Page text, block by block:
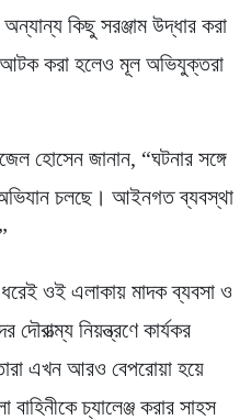
কিছু সরঞ্জাম উদ্ধার করা
করা হলেও মূল অভিযুক্তরা
হোসেন জানান, “ঘটনার সঙ্গে
চলছে। আইনগত ব্যবস্থা
ধরেই ওই এলাকায় মাদক ব্যবসা ও
নিয়ন্ত্রণে কার্যকর
এখন আরও বেপরোয়া হয়ে
চ্যালেঞ্জ করার সাহস